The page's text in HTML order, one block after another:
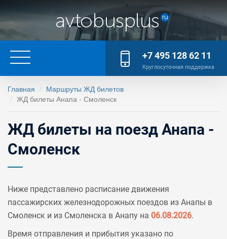
+7 495 128 62 11
Круглосуточная поддержка
Главная
Маршруты ЖД билетов
ЖД билеты Анапа - Смоленск
ЖД билеты на поезд Анапа -
Смоленск
Ниже представлено расписание движения
пассажирских железнодорожных поездов из Анапы в
Смоленск и из Смоленска в Анапу на 06.08.2026.
Время отправления и прибытия указано по